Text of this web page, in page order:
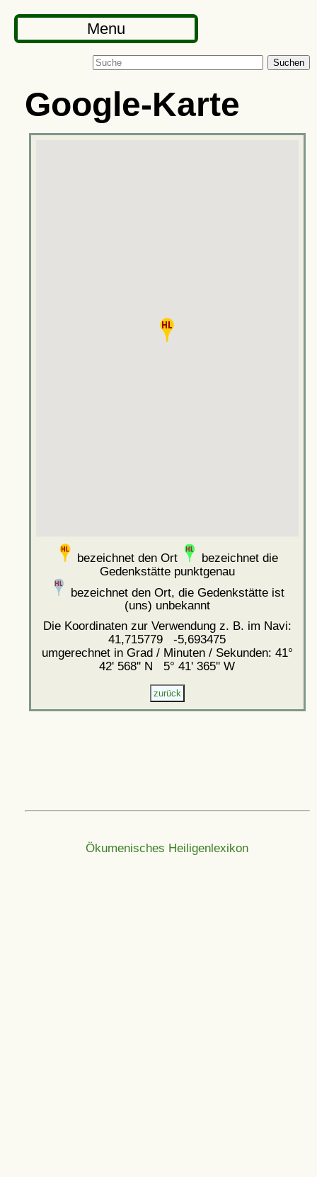
Menu
Suchen
Google-Karte
bezeichnet den Ort
bezeichnet die
Gedenkstätte punktgenau
bezeichnet den Ort, die Gedenkstätte ist
(uns) unbekannt
Die Koordinaten zur Verwendung z. B. im Navi:
41,715779 -5,693475
umgerechnet in Grad / Minuten / Sekunden: 41°
42' 568'' N 5° 41' 365'' W
Ökumenisches Heiligenlexikon